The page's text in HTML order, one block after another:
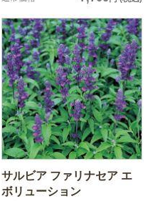
サルビア ファリナセア エ
ボリューション